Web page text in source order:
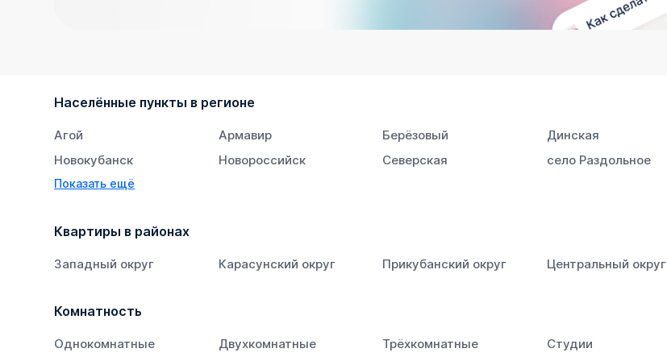
Населённые пункты в регионе
Агой Армавир Берёзовый Динская
Новокубанск
Новороссийск Северская село Раздольное
Тихорецк
Показать ещё
Квартиры в районах
Западный округ Карасунский округ Прикубанский округ Центральный округ
Комнатность
Однокомнатные Двухкомнатные Трёхкомнатные Студии